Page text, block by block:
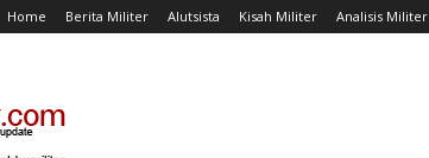
Home Berita Militer Alutsista Kisah Militer Analisis Militer